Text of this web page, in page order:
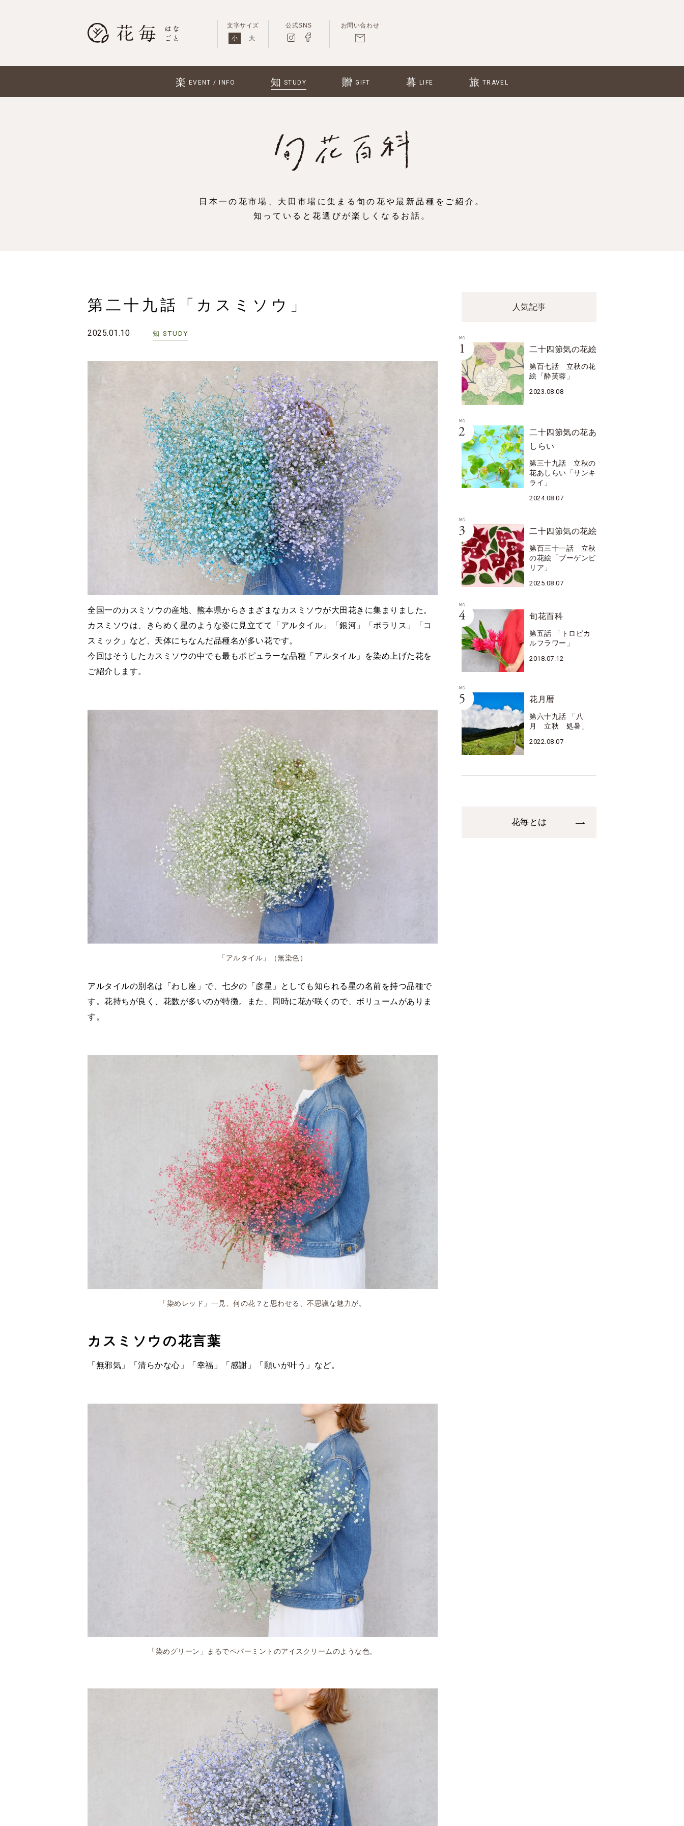
文字サイズ
小
大
公式SNS お問い合わせ
楽 EVENT / INFO 知 STUDY 贈 GIFT 暮 LIFE 旅 TRAVEL
日本一の花市場、大田市場に集まる旬の花や最新品種をご紹介。
知っていると花選びが楽しくなるお話。
第二十九話「カスミソウ」
2025.01.10 知 STUDY
全国一のカスミソウの産地、熊本県からさまざまなカスミソウが大田花きに集まりました。
カスミソウは、きらめく星のような姿に見立てて「アルタイル」「銀河」「ポラリス」「コ
スミック」など、天体にちなんだ品種名が多い花です。
今回はそうしたカスミソウの中でも最もポピュラーな品種「アルタイル」を染め上げた花を
ご紹介します。
「アルタイル」（無染色）
アルタイルの別名は「わし座」で、七夕の「彦星」としても知られる星の名前を持つ品種で
す。花持ちが良く、花数が多いのが特徴。また、同時に花が咲くので、ボリュームがありま
す。
「染めレッド」一見、何の花？と思わせる、不思議な魅力が。
カスミソウの花言葉
「無邪気」「清らかな心」「幸福」「感謝」「願いが叶う」など。
「染めグリーン」まるでペパーミントのアイスクリームのような色。
人気記事
二十四節気の花絵
第百七話 立秋の花
絵「酔芙蓉」
2023.08.08
二十四節気の花あ
しらい
第三十九話 立秋の
花あしらい「サンキ
ライ」
2024.08.07
二十四節気の花絵
第百三十一話 立秋
の花絵「ブーゲンビ
リア」
2025.08.07
旬花百科
第五話 「トロピカ
ルフラワー」
2018.07.12
花月暦
第六十九話 「八
月 立秋 処暑」
2022.08.07
花毎とは